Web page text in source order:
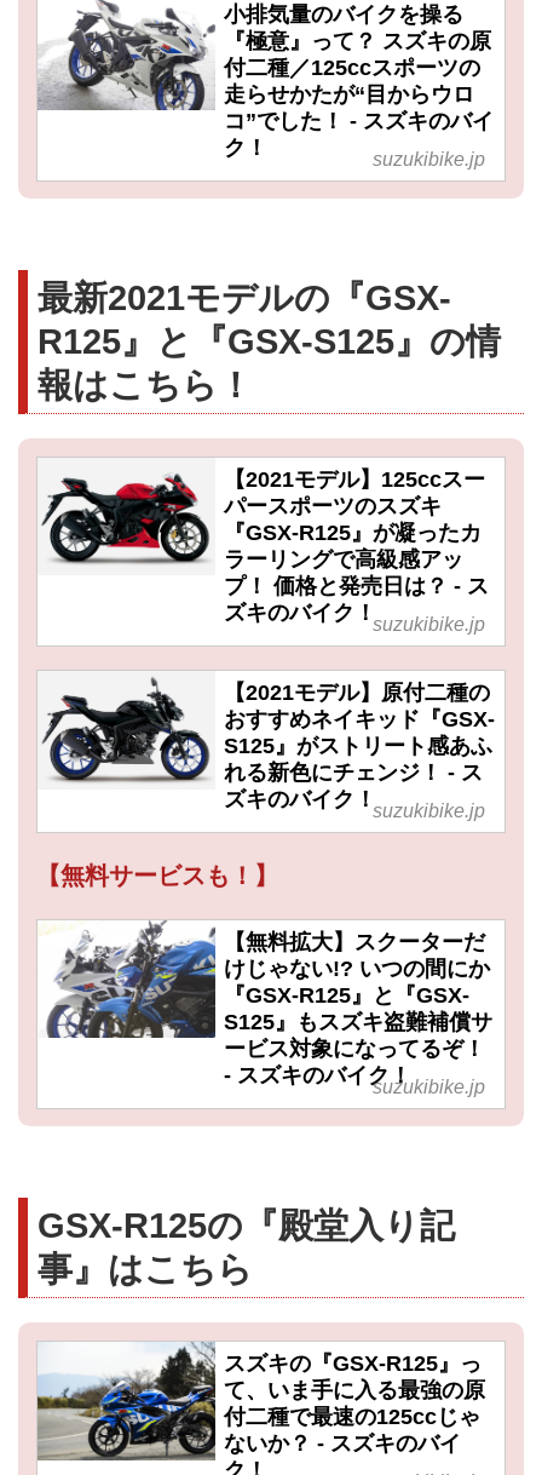
小排気量のバイクを操る
『極意』って？ スズキの原
付二種／125ccスポーツの
走らせかたが“目からウロ
コ”でした！ - スズキのバイ
ク！
suzukibike.jp
最新2021モデルの『GSX-
R125』と『GSX-S125』の情
報はこちら！
【2021モデル】125ccスー
パースポーツのスズキ
『GSX-R125』が凝ったカ
ラーリングで高級感アッ
プ！ 価格と発売日は？ - ス
ズキのバイク！ suzukibike.jp
【2021モデル】原付二種の
おすすめネイキッド『GSX-
S125』がストリート感あふ
れる新色にチェンジ！ - ス
ズキのバイク！ suzukibike.jp
【無料サービスも！】
【無料拡大】スクーターだ
けじゃない!? いつの間にか
『GSX-R125』と『GSX-
S125』もスズキ盗難補償サ
ービス対象になってるぞ！
- スズキのバイク！suzukibike.jp
GSX-R125の『殿堂入り記
事』はこちら
スズキの『GSX-R125』っ
て、いま手に入る最強の原
付二種で最速の125ccじゃ
ないか？ - スズキのバイ
ク！